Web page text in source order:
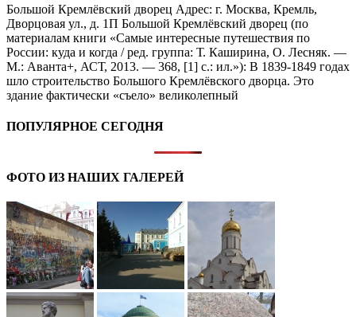
Большой Кремлёвский дворец Адрес: г. Москва, Кремль,
Дворцовая ул., д. 1П Большой Кремлёвский дворец (по
материалам книги «Самые интересные путешествия по
России: куда и когда / ред. группа: Т. Каширина, О. Лесняк. —
М.: Аванта+, АСТ, 2013. — 368, [1] с.: ил.»): В 1839-1849 годах
шло строительство Большого Кремлёвского дворца. Это
здание фактически «съело» великолепный
ПОПУЛЯРНОЕ СЕГОДНЯ
ФОТО ИЗ НАШИХ ГАЛЕРЕЙ